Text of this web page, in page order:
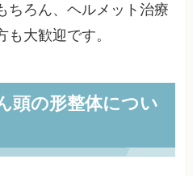
ちろん、ヘルメット治療
も大歓迎です。
頭の形整体につい